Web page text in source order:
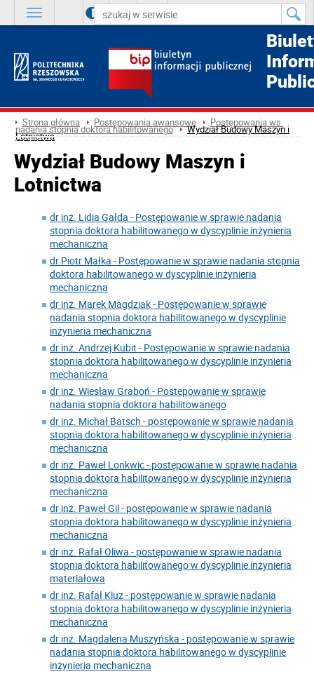
A A A
Strona główna Postępowania awansowe Postępowania ws.
nadania stopnia doktora habilitowanego Wydział Budowy Maszyn i
Lotnictwa
Wydział Budowy Maszyn i
Lotnictwa
dr inż. Lidia Gałda - Postępowanie w sprawie nadania
stopnia doktora habilitowanego w dyscyplinie inżynieria
mechaniczna
dr Piotr Małka - Postępowanie w sprawie nadania stopnia
doktora habilitowanego w dyscyplinie inżynieria
mechaniczna
dr inż. Marek Magdziak - Postępowanie w sprawie
nadania stopnia doktora habilitowanego w dyscyplinie
inżynieria mechaniczna
dr inż. Andrzej Kubit - Postępowanie w sprawie nadania
stopnia doktora habilitowanego w dyscyplinie inżynieria
mechaniczna
dr inż. Wiesław Graboń - Postepowanie w sprawie
nadania stopnia doktora habilitowanego
dr inż. Michał Batsch - postępowanie w sprawie nadania
stopnia doktora habilitowanego w dyscyplinie inżynieria
mechaniczna
dr inż. Paweł Lonkwic - postępowanie w sprawie nadania
stopnia doktora habilitowanego w dyscyplinie inżynieria
mechaniczna
dr inż. Paweł Gil - postępowanie w sprawie nadania
stopnia doktora habilitowanego w dyscyplinie inżynieria
mechaniczna
dr inż. Rafał Oliwa - postępowanie w sprawie nadania
stopnia doktora habilitowanego w dyscyplinie inżynieria
materiałowa
dr inż. Rafał Kluz - postępowanie w sprawie nadania
stopnia doktora habilitowanego w dyscyplinie inżynieria
mechaniczna
dr inż. Magdalena Muszyńska - postępowanie w sprawie
nadania stopnia doktora habilitowanego w dyscyplinie
inżynieria mechaniczna